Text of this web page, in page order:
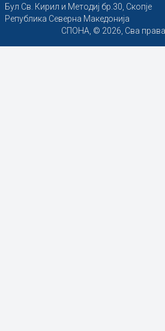
Бул Св. Кирил и Методиј бр.30, Скопје
Република Северна Македонија
СПОНА, © 2026, Сва права